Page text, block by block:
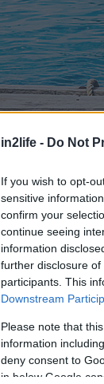
in2life - Do Not
If you wish to opt-
sensitive
confirm your
continue seeing
information
further disclosure of
participants. This
Downstream
Please note that
information
deny consent to
in below Google